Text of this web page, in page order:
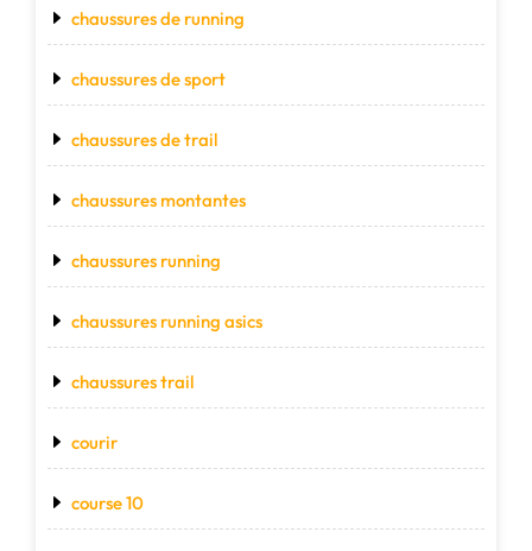
chaussures de running
chaussures de sport
chaussures de trail
chaussures montantes
chaussures running
chaussures running asics
chaussures trail
courir
course 10